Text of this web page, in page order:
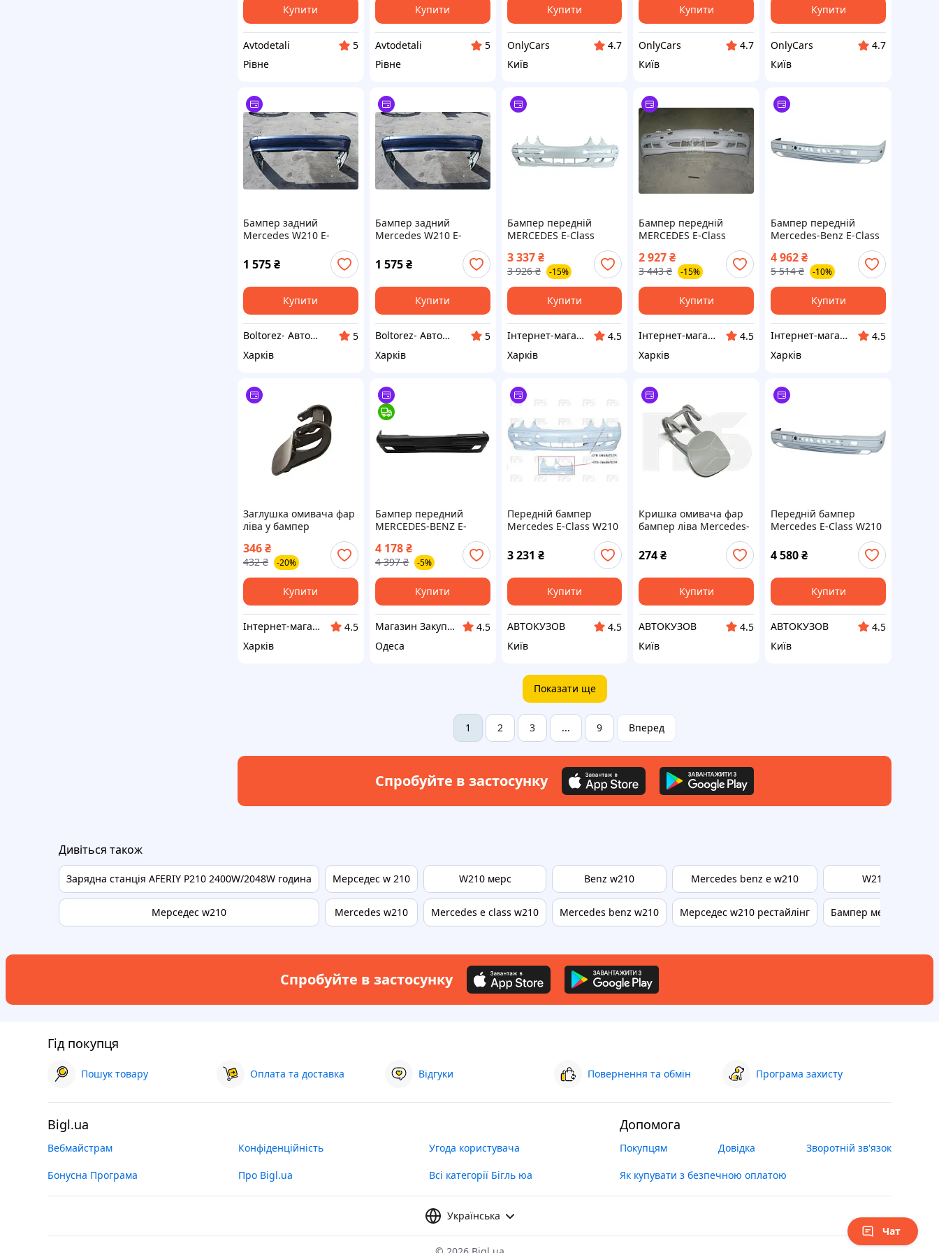
Купити
Avtodetali
5
Рівне
Купити
Avtodetali
5
Рівне
Купити
OnlyCars
4.7
Київ
Купити
OnlyCars
4.7
Київ
Купити
OnlyCars
4.7
Київ
Бампер задний
Mercedes W210 E-
Klasse 1995-2000-2002
A2108852225
1 575₴
Купити
Boltorez- Авторозбірка
5
Харків
Бампер задний
Mercedes W210 E-
Klasse 1995-2000-2002
A2108852225
1 575₴
Купити
Boltorez- Авторозбірка
5
Харків
Бампер передній
MERCEDES E-Class
(TEMPEST) A2108851825
3 337 ₴
3 926 ₴ -15%
Купити
Інтернет-магазин Prokuzov
4.5
Харків
Бампер передній
MERCEDES E-Class
(TEMPEST) 035 0324 900
2 927₴
3 443 ₴ -15%
Купити
Інтернет-магазин Prokuzov
4.5
Харків
Бампер передній
Mercedes-Benz E-Class
W210 1995-1999 (FPS)
2108803370
4 962₴
5 514 ₴ -10%
Купити
Інтернет-магазин Prokuzov
4.5
Харків
Заглушка омивача фар
ліва у бампер
Mercedes-Benz E-class
W210 1999-2002 (FPS)
A2108850726
346₴
432 ₴ -20%
Купити
Інтернет-магазин Prokuzov
4.5
Харків
Бампер передний
MERCEDES-BENZ E-
CLASS (W210) 1995-2003
г.
4 178₴
4 397 ₴ -5%
Купити
Магазин Закупівля
4.5
Одеса
Передній бампер
Mercedes E-Class W210
99-02 без отв. омивача
(FPS) 2108851825
3 231 ₴
Купити
АВТОКУЗОВ
4.5
Київ
Кришка омивача фар
бампер ліва Mercedes-
Benz E-class W210 '99-
02 (FPS) A2108850726
274₴
Купити
АВТОКУЗОВ
4.5
Київ
Передній бампер
Mercedes E-Class W210
(CLASSIC) без отв. під
молдинги (FPS)
2108803370
4 580₴
Купити
АВТОКУЗОВ
4.5
Київ
Показати ще
1 2 3 ... 9 Вперед
Спробуйте в застосунку
Дивіться також
Зарядна станція AFERIY P210 2400W/2048W година
Мерседес w210
Мерседес w 210
Mercedes w210
W210 мерс
Mercedes e class w210
Benz w210
Mercedes benz w210
Mercedes benz e w210
Мерседес w210 рестайлінг
W210 amg
Бампер мерседес
Спробуйте в застосунку
Гід покупця
Пошук товару Оплата та доставка Відгуки Повернення та обмін Програма захисту
Bigl.ua
Вебмайстрам Конфіденційність Угода користувача
Бонусна Програма Про Bigl.ua Всі категорії Бігль юа
Допомога
Покупцям Довідка Зворотній зв'язок
Як купувати з безпечною оплатою
Українська
Чат